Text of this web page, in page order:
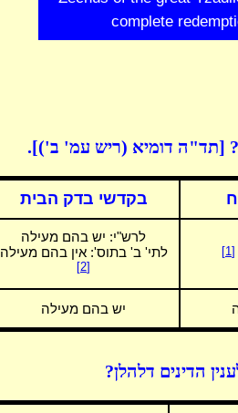
complete
[תד"ה דומיא (ריש עמ' ב')].
בקדשי בדק הבית
[1]
לרש"י: יש בהם מעילה
לתי' ב' בתוס': אין בהם מעילה
[2]
יש בהם מעילה
הדינים דלהלן?